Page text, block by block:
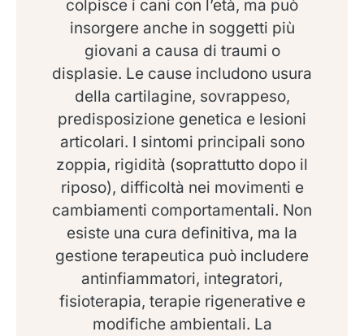
colpisce i cani con l’età, ma può
insorgere anche in soggetti più
giovani a causa di traumi o
displasie. Le cause includono usura
della cartilagine, sovrappeso,
predisposizione genetica e lesioni
articolari. I sintomi principali sono
zoppia, rigidità (soprattutto dopo il
riposo), difficoltà nei movimenti e
cambiamenti comportamentali. Non
esiste una cura definitiva, ma la
gestione terapeutica può includere
antinfiammatori, integratori,
fisioterapia, terapie rigenerative e
modifiche ambientali. La